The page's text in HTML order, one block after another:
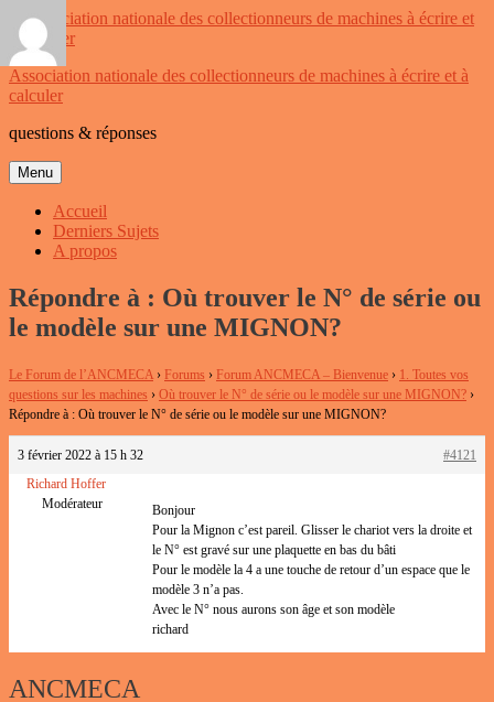
Aller
au
contenu
Association nationale des collectionneurs de machines à écrire et à
calculer
questions & réponses
Menu
Accueil
Derniers Sujets
A propos
Répondre à : Où trouver le N° de série ou
le modèle sur une MIGNON?
Le Forum de l’ANCMECA › Forums › Forum ANCMECA – Bienvenue › 1. Toutes vos
questions sur les machines › Où trouver le N° de série ou le modèle sur une MIGNON? ›
Répondre à : Où trouver le N° de série ou le modèle sur une MIGNON?
3 février 2022 à 15 h 32
#4121
Richard Hoffer
Modérateur
Bonjour
Pour la Mignon c’est pareil. Glisser le chariot vers la droite et
le N° est gravé sur une plaquette en bas du bâti
Pour le modèle la 4 a une touche de retour d’un espace que le
modèle 3 n’a pas.
Avec le N° nous aurons son âge et son modèle
richard
ANCMECA